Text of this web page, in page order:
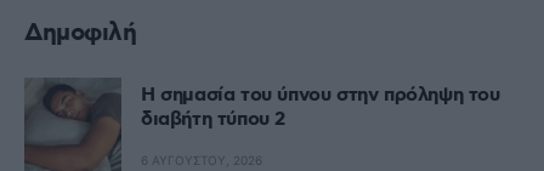
Δημοφιλή
Η σημασία του ύπνου στην πρόληψη του
διαβήτη τύπου 2
6 ΑΥΓΟΎΣΤΟΥ, 2026